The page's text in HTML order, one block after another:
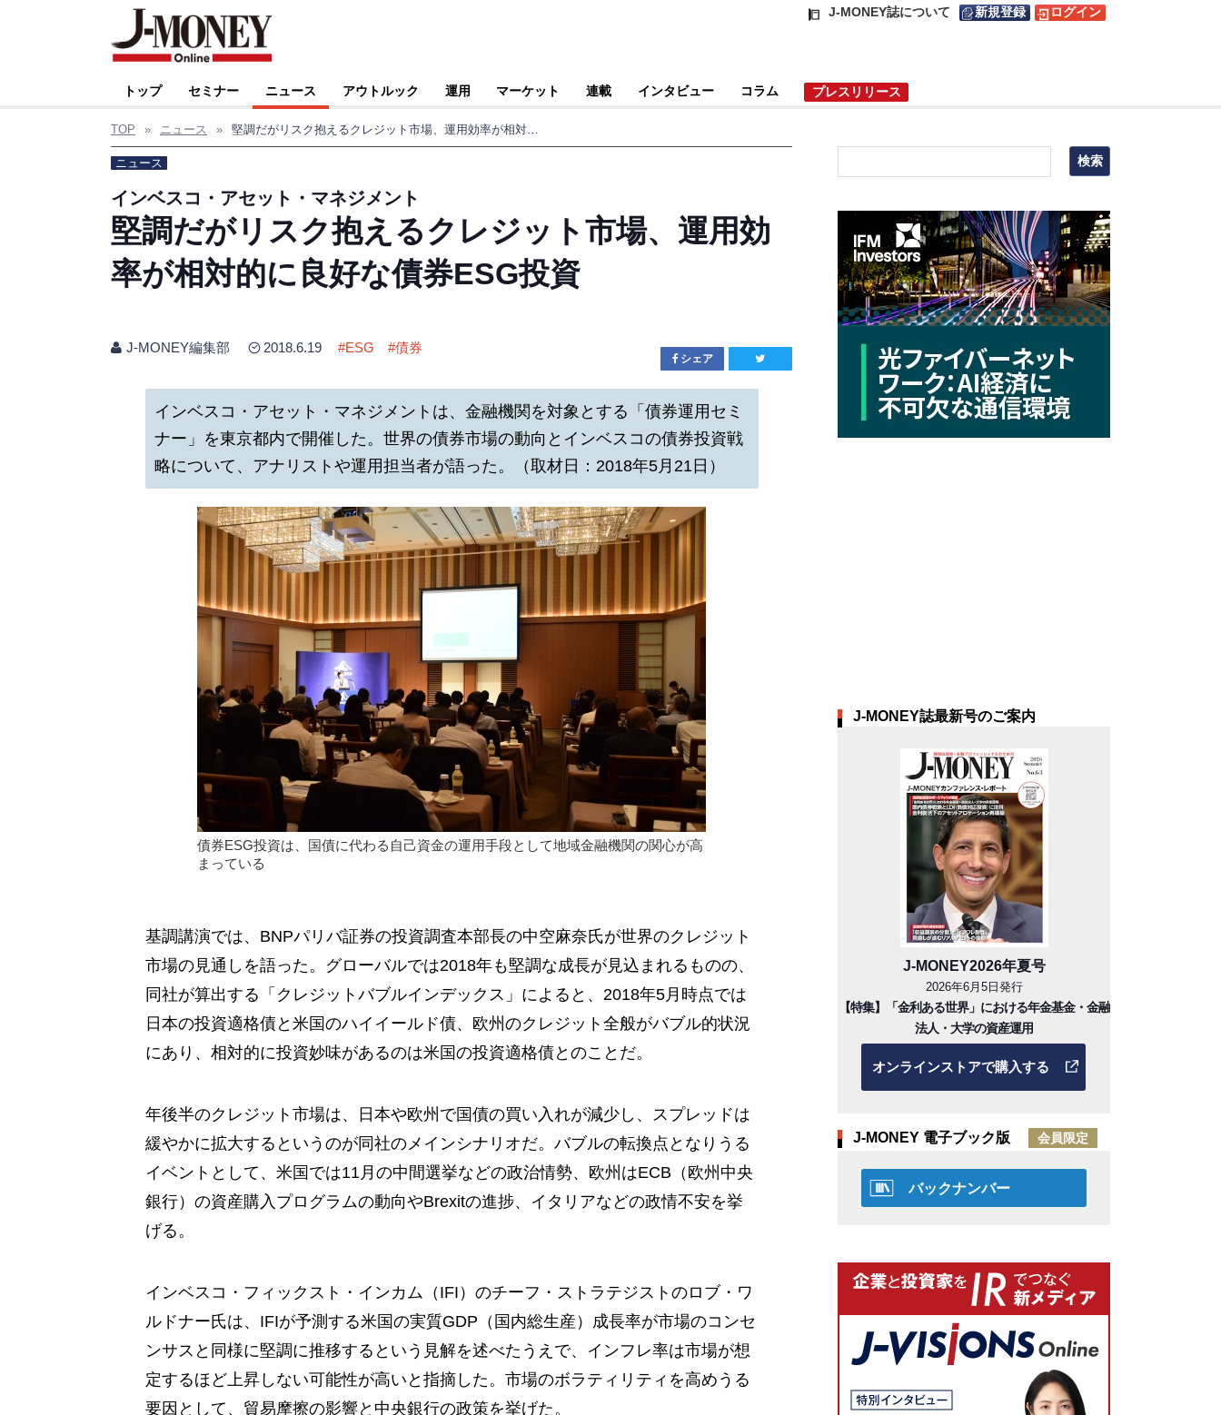
J-MONEY誌について 新規登録 ログイン
トップ セミナー ニュース アウトルック 運用 マーケット 連載 インタビュー コラム プレスリリース
TOP » ニュース » 堅調だがリスク抱えるクレジット市場、運用効率が相対的に良好な債券ESG投資
ニュース
インベスコ・アセット・マネジメント
堅調だがリスク抱えるクレジット市場、運用効
率が相対的に良好な債券ESG投資
J-MONEY編集部 2018.6.19 #ESG #債券
シェア
インベスコ・アセット・マネジメントは、金融機関を対象とする「債券運用セミ
ナー」を東京都内で開催した。世界の債券市場の動向とインベスコの債券投資戦
略について、アナリストや運用担当者が語った。（取材日：2018年5月21日）
債券ESG投資は、国債に代わる自己資金の運用手段として地域金融機関の関心が高
まっている
基調講演では、BNPパリバ証券の投資調査本部長の中空麻奈氏が世界のクレジット
市場の見通しを語った。グローバルでは2018年も堅調な成長が見込まれるものの、
同社が算出する「クレジットバブルインデックス」によると、2018年5月時点では
日本の投資適格債と米国のハイイールド債、欧州のクレジット全般がバブル的状況
にあり、相対的に投資妙味があるのは米国の投資適格債とのことだ。
年後半のクレジット市場は、日本や欧州で国債の買い入れが減少し、スプレッドは
緩やかに拡大するというのが同社のメインシナリオだ。バブルの転換点となりうる
イベントとして、米国では11月の中間選挙などの政治情勢、欧州はECB（欧州中央
銀行）の資産購入プログラムの動向やBrexitの進捗、イタリアなどの政情不安を挙
げる。
インベスコ・フィックスト・インカム（IFI）のチーフ・ストラテジストのロブ・ワ
ルドナー氏は、IFIが予測する米国の実質GDP（国内総生産）成長率が市場のコンセ
ンサスと同様に堅調に推移するという見解を述べたうえで、インフレ率は市場が想
定するほど上昇しない可能性が高いと指摘した。市場のボラティリティを高めうる
要因として、貿易摩擦の影響と中央銀行の政策を挙げた。
J-MONEY誌最新号のご案内
J-MONEY2026年夏号
2026年6月5日発行
【特集】「金利ある世界」における年金基金・金融
法人・大学の資産運用
オンラインストアで購入する
J-MONEY 電子ブック版 会員限定
バックナンバー